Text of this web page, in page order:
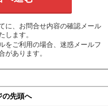
に、お問合せ内容の確認メール
します。
をご利用の場合、迷惑メールフ
があります。
の先頭へ